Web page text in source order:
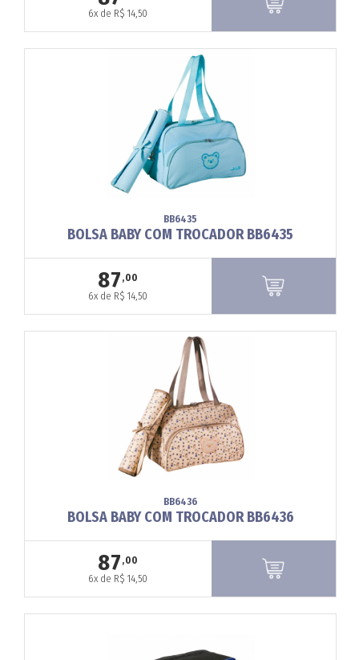
6x de R$ 14,50
BB6435
BOLSA BABY COM TROCADOR BB6435
87 ,00
6x de R$ 14,50
BB6436
BOLSA BABY COM TROCADOR BB6436
87 ,00
6x de R$ 14,50